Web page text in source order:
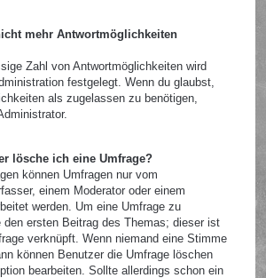
mehr Antwortmöglichkeiten
Zahl von Antwortmöglichkeiten wird
festgelegt. Wenn du glaubst,
als zugelassen zu benötigen,
lösche ich eine Umfrage?
können Umfragen nur vom
einem Moderator oder einem
werden. Um eine Umfrage zu
den ersten Beitrag des Themas; dieser ist
verknüpft. Wenn niemand eine Stimme
können Benutzer die Umfrage löschen
bearbeiten. Sollte allerdings schon ein